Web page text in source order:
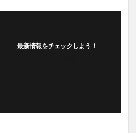
最新情報をチェックしよう！